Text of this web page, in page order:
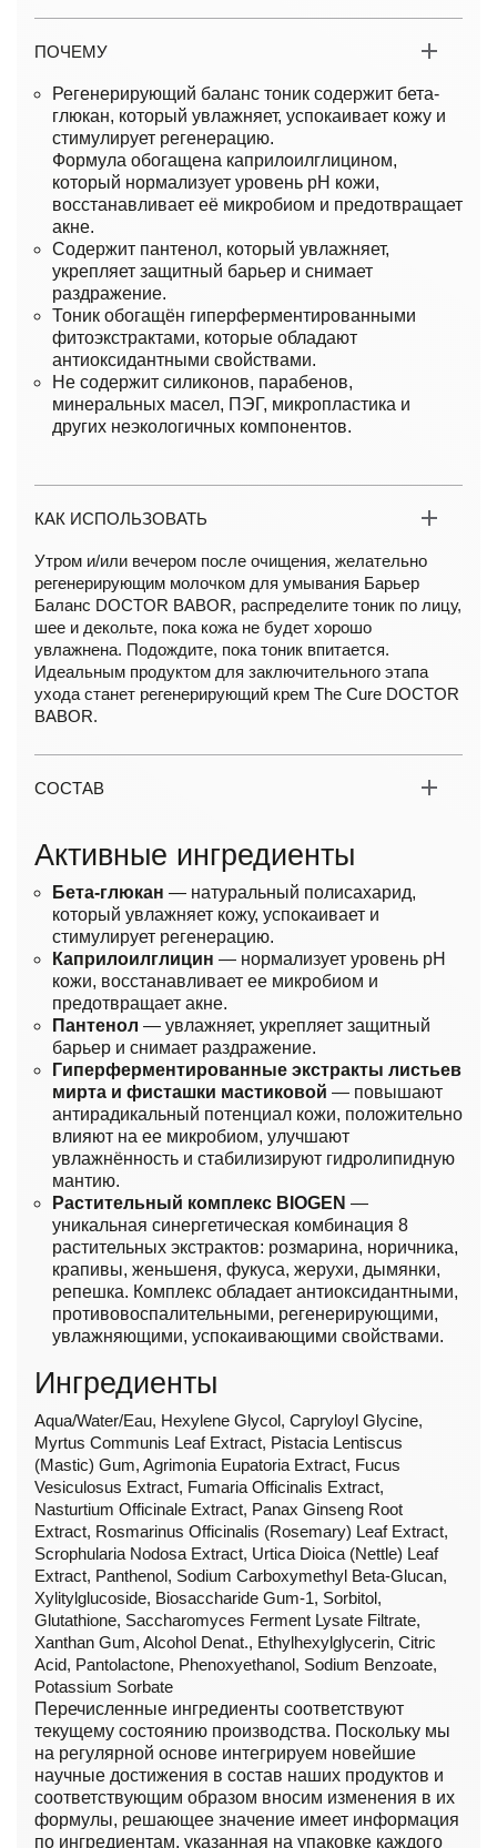
ПОЧЕМУ
Регенерирующий баланс тоник содержит бета-
глюкан, который увлажняет, успокаивает кожу и
стимулирует регенерацию.
Формула обогащена каприлоилглицином,
который нормализует уровень pH кожи,
восстанавливает её микробиом и предотвращает
акне.
Содержит пантенол, который увлажняет,
укрепляет защитный барьер и снимает
раздражение.
Тоник обогащён гиперферментированными
фитоэкстрактами, которые обладают
антиоксидантными свойствами.
Не содержит силиконов, парабенов,
минеральных масел, ПЭГ, микропластика и
других неэкологичных компонентов.
КАК ИСПОЛЬЗОВАТЬ
Утром и/или вечером после очищения, желательно
регенерирующим молочком для умывания Барьер
Баланс DOCTOR BABOR, распределите тоник по лицу,
шее и декольте, пока кожа не будет хорошо
увлажнена. Подождите, пока тоник впитается.
Идеальным продуктом для заключительного этапа
ухода станет регенерирующий крем The Cure DOCTOR
BABOR.
СОСТАВ
Активные ингредиенты
Бета-глюкан — натуральный полисахарид,
который увлажняет кожу, успокаивает и
стимулирует регенерацию.
Каприлоилглицин — нормализует уровень pH
кожи, восстанавливает ее микробиом и
предотвращает акне.
Пантенол — увлажняет, укрепляет защитный
барьер и снимает раздражение.
Гиперферментированные экстракты листьев
мирта и фисташки мастиковой — повышают
антирадикальный потенциал кожи, положительно
влияют на ее микробиом, улучшают
увлажнённость и стабилизируют гидролипидную
мантию.
Растительный комплекс BIOGEN —
уникальная синергетическая комбинация 8
растительных экстрактов: розмарина, норичника,
крапивы, женьшеня, фукуса, жерухи, дымянки,
репешка. Комплекс обладает антиоксидантными,
противовоспалительными, регенерирующими,
увлажняющими, успокаивающими свойствами.
Ингредиенты
Aqua/Water/Eau, Hexylene Glycol, Capryloyl Glycine,
Myrtus Communis Leaf Extract, Pistacia Lentiscus
(Mastic) Gum, Agrimonia Eupatoria Extract, Fucus
Vesiculosus Extract, Fumaria Officinalis Extract,
Nasturtium Officinale Extract, Panax Ginseng Root
Extract, Rosmarinus Officinalis (Rosemary) Leaf Extract,
Scrophularia Nodosa Extract, Urtica Dioica (Nettle) Leaf
Extract, Panthenol, Sodium Carboxymethyl Beta-Glucan,
Xylitylglucoside, Biosaccharide Gum-1, Sorbitol,
Glutathione, Saccharomyces Ferment Lysate Filtrate,
Xanthan Gum, Alcohol Denat., Ethylhexylglycerin, Citric
Acid, Pantolactone, Phenoxyethanol, Sodium Benzoate,
Potassium Sorbate
Перечисленные ингредиенты соответствуют
текущему состоянию производства. Поскольку мы
на регулярной основе интегрируем новейшие
научные достижения в состав наших продуктов и
соответствующим образом вносим изменения в их
формулы, решающее значение имеет информация
по ингредиентам, указанная на упаковке каждого